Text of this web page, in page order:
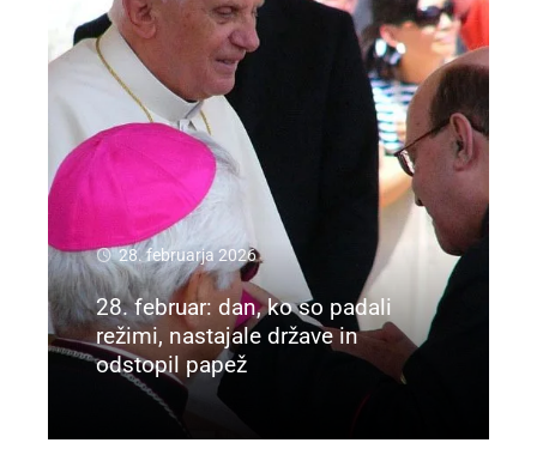
28. februarja 2026
28. februar: dan, ko so padali
režimi, nastajale države in
odstopil papež
Preberi več